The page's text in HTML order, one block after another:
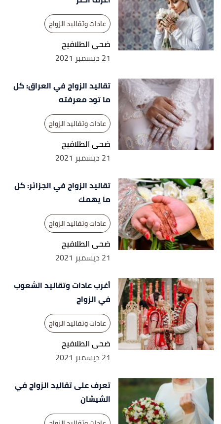
عادات وتقاليد الزواج
ضحى الطلافيح
21 ديسمبر 2021
تقاليد الزواج في العراق: كل
ما تود معرفته
عادات وتقاليد الزواج
ضحى الطلافيح
21 ديسمبر 2021
تقاليد الزواج في الجزائر: كل
ما يهمك
عادات وتقاليد الزواج
ضحى الطلافيح
21 ديسمبر 2021
أغرب عادات وتقاليد الشعوب
في الزواج
عادات وتقاليد الزواج
ضحى الطلافيح
21 ديسمبر 2021
تعرف على تقاليد الزواج في
الشيشان